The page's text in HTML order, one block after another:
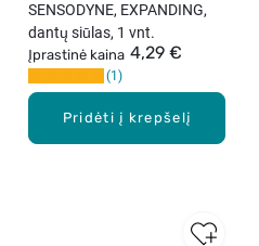
Pridėti į krepšelį
SENSODYNE, EXPANDING,
dantų siūlas, 1 vnt.
Įprastinė kaina 4,29 €
1